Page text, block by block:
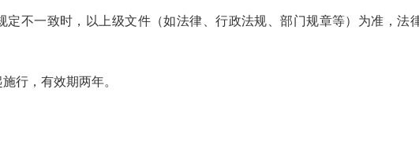
一致时，以上级文件（如法律、行政法规、部门规章等）为准，法
行，有效期两年。